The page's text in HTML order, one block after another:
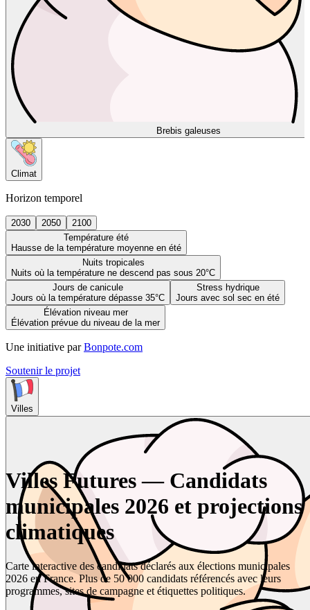
Brebis galeuses
Climat
Horizon temporel
2030 2050
2100
Température été
Hausse de la température moyenne en été
Nuits tropicales
Nuits où la température ne descend pas sous 20°C
Jours de canicule
Jours où la température dépasse 35°C
Stress hydrique
Jours avec sol sec en été
Élévation niveau mer
Élévation prévue du niveau de la mer
Une initiative par Bonpote.com
Soutenir le projet
Villes
Villes Futures — Candidats
municipales 2026 et projections
climatiques
Carte interactive des candidats déclarés aux élections municipales
2026 en France. Plus de 50 000 candidats référencés avec leurs
programmes, sites de campagne et étiquettes politiques.